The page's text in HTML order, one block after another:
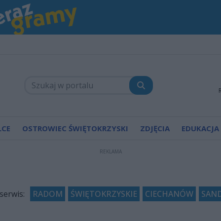
OSTROWIEC ŚWIĘTOKRZYSKI ZDJĘCIA EDUKACJA
REKLAMA
RADOM ŚWIĘTOKRZYSKIE CIECHANÓW